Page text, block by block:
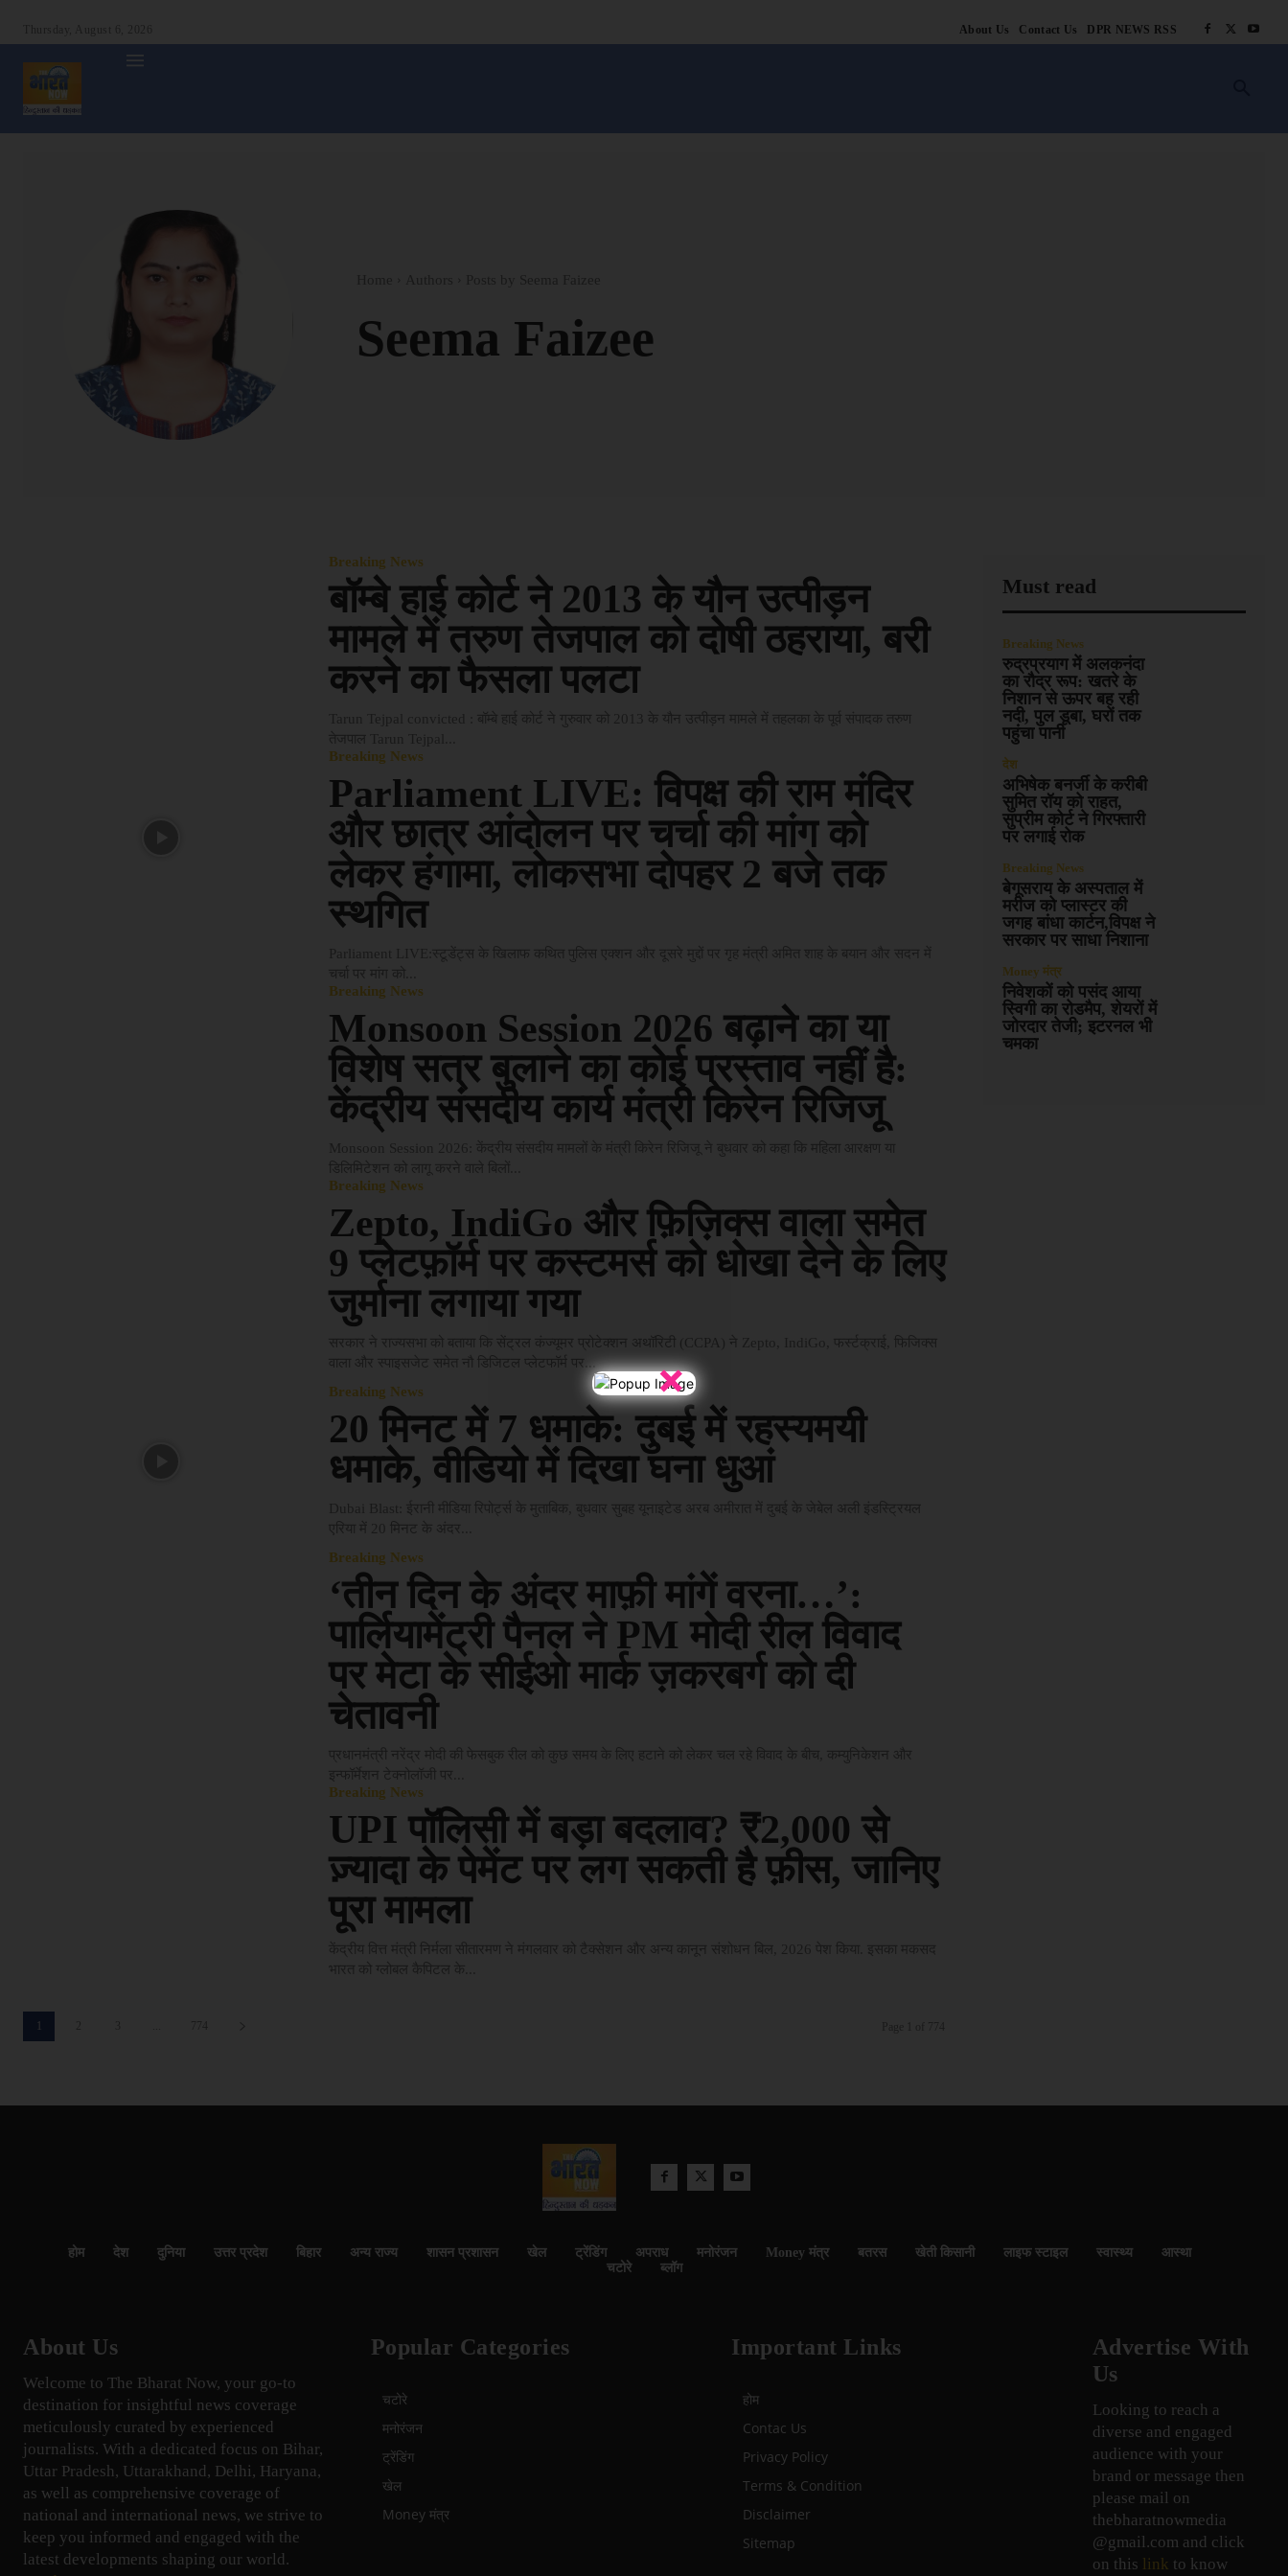
×
About Us Contact Us DPR NEWS RSS
Seema Faizee
Breaking News
बॉम्बे हाई कोर्ट ने 2013 के यौन उत्पीड़न
मामले में तरुण तेजपाल को दोषी ठहराया, बरी
करने का फैसला पलटा
Breaking News
Parliament LIVE: विपक्ष की राम मंदिर
और छात्र आंदोलन पर चर्चा की मांग को
लेकर हंगामा, लोकसभा दोपहर 2 बजे तक
स्थगित
Breaking News
Monsoon Session 2026 बढ़ाने का या
विशेष सत्र बुलाने का कोई प्रस्ताव नहीं है:
केंद्रीय संसदीय कार्य मंत्री किरेन रिजिजू
Breaking News
Zepto, IndiGo और फ़िज़िक्स वाला समेत
9 प्लेटफ़ॉर्म पर कस्टमर्स को धोखा देने के लिए
जुर्माना लगाया गया
सरकार ने राज्यसभा को बताया कि सेंट्रल कंज्यूमर प्रोटेक्शन अथॉरिटी (CCPA) ने Zepto, IndiGo, फर्स्टक्राई, फिजिक्स
वाला और स्पाइसजेट समेत नौ डिजिटल प्लेटफॉर्म पर...
Breaking News
20 मिनट में 7 धमाके: दुबई में रहस्यमयी
धमाके, वीडियो में दिखा घना धुआं
Breaking News
‘तीन दिन के अंदर माफ़ी मांगें वरना…’:
पार्लियामेंट्री पैनल ने PM मोदी रील विवाद
पर मेटा के सीईओ मार्क ज़करबर्ग को दी
चेतावनी
Breaking News
UPI पॉलिसी में बड़ा बदलाव? ₹2,000 से
ज़्यादा के पेमेंट पर लग सकती है फ़ीस, जानिए
पूरा मामला
1
Must read
Breaking News
रुद्रप्रयाग में अलकनंदा
का रौद्र रूप: खतरे के
निशान से ऊपर बह रही
नदी, पुल डूबा, घरों तक
पहुंचा पानी
देश
अभिषेक बनर्जी के करीबी
सुमित रॉय को राहत,
सुप्रीम कोर्ट ने गिरफ्तारी
पर लगाई रोक
Breaking News
बेगूसराय के अस्पताल में
मरीज को प्लास्टर की
जगह बांधा कार्टन,विपक्ष ने
सरकार पर साधा निशाना
Money मंत्र
निवेशकों को पसंद आया
स्विगी का रोडमैप, शेयरों में
जोरदार तेजी; इटरनल भी
चमका
होम देश दुनिया उत्तर प्रदेश बिहार अन्य राज्य शासन प्रशासन खेल ट्रेंडिंग अपराध मनोरंजन Money मंत्र बतरस खेती किसानी लाइफ स्टाइल स्वास्थ्य
आस्था
चटोरे
ब्लॉग
About Us
Welcome to The Bharat Now, your go-to
destination for insightful news coverage
meticulously curated by experienced
journalists. With a dedicated focus on Bihar,
Uttar Pradesh, Uttarakhand, Delhi, Haryana,
as well as comprehensive coverage of
national and international news, we strive to
keep you informed and engaged with the
latest developments shaping our world.
Popular Categories
चटोरे
मनोरंजन
ट्रेंडिंग
खेल
Money मंत्र
Important Links
होम
Contac Us
Privacy Policy
Terms & Condition
Disclaimer
Sitemap
Advertise With
Us
Looking to reach a
diverse and engaged
audience with your
brand or message then
please mail on
thebharatnowmedia
@gmail.com and click
on this link to know